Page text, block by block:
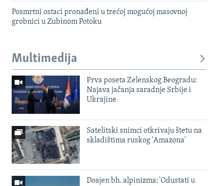
Posmrtni ostaci pronađeni u trećoj mogućoj masovnoj
grobnici u Zubinom Potoku
Multimedija
Prva poseta Zelenskog Beogradu:
Najava jačanja saradnje Srbije i
Ukrajine
Satelitski snimci otkrivaju štetu na
skladištima ruskog 'Amazona'
Doajen bh. alpinizma: 'Odustati u